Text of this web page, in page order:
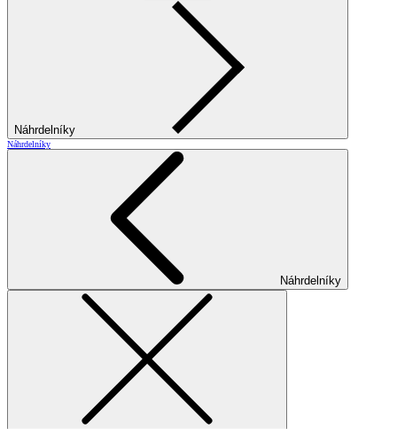
Náhrdelníky
Náhrdelníky
Náhrdelníky